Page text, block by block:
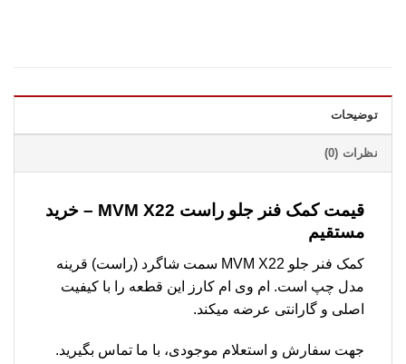
توضیحات
نظرات (0)
قیمت کمک فنر جلو راست MVM X22 – خرید
مستقیم
کمک فنر جلو MVM X22 سمت شاگرد (راست) قرینه
مدل چپ است. ام وی ام کارز این قطعه را با کیفیت
اصلی و گارانتی عرضه میکند.
جهت سفارش و استعلام موجودی، با ما تماس بگیرید.